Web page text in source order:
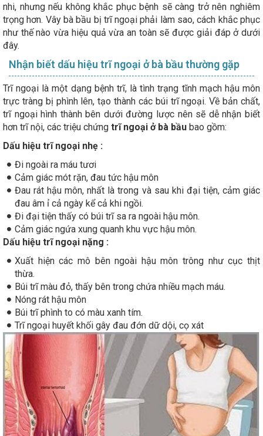
nhi, nhưng nếu không khắc phục bệnh sẽ càng trở nên nghiêm
trọng hơn. Vây bà bầu bị trĩ ngoại phải làm sao, cách khắc phục
như thế nào vừa hiệu quả vừa an toàn sẽ được giải đáp ở dưới
đây.
Nhận biết dấu hiệu trĩ ngoại ở bà bầu thường gặp
Trĩ ngoại là một dạng bệnh trĩ, là tình trạng tĩnh mạch hậu môn
trực tràng bị phình lên, tạo thành các búi trĩ ngoại. Về bản chất,
trĩ ngoại hình thành bên dưới đường lược nên sẽ dễ nhận biết
hơn trĩ nội, các triệu chứng trĩ ngoại ở bà bầu bao gồm:
Dấu hiệu trĩ ngoại nhẹ :
Đi ngoài ra máu tươi
Cảm giác mót rặn, đau tức hậu môn
Đau rát hậu môn, nhất là trong và sau khi đại tiện, cảm giác
đau âm ỉ cả ngày kể cả khi ngồi.
Đi đại tiện thấy có búi trĩ sa ra ngoài hậu môn.
Cảm giác ngứa xung quanh khu vực hậu môn.
Dấu hiệu trĩ ngoại nặng :
Xuất hiện các mô bên ngoài hậu môn trông như cục thịt
thừa.
Búi trĩ màu đỏ, thấy bên trong chứa nhiều mạch máu.
Nóng rát hậu môn
Búi trĩ phình to có màu xanh tím.
Trĩ ngoại huyết khối gây đau đớn dữ dội, cọ xát